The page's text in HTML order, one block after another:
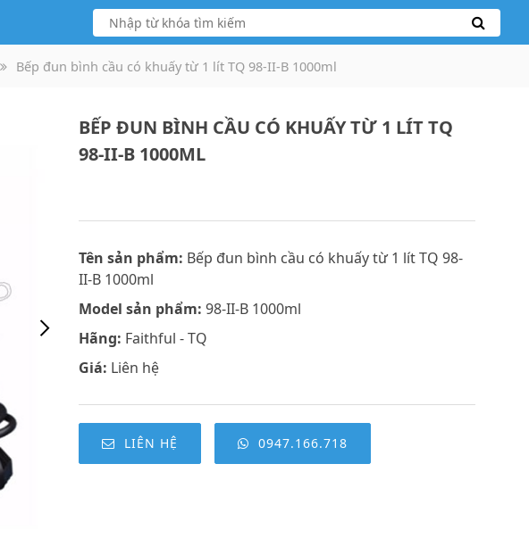
Bếp đun bình cầu có khuấy từ 1 lít TQ 98-II-B 1000ml
BẾP ĐUN BÌNH CẦU CÓ KHUẤY TỪ 1 LÍT TQ
98-II-B 1000ML
Tên sản phẩm: Bếp đun bình cầu có khuấy từ 1 lít TQ 98-
II-B 1000ml
Model sản phẩm: 98-II-B 1000ml
Hãng: Faithful - TQ
Giá: Liên hệ
LIÊN HỆ 0947.166.718